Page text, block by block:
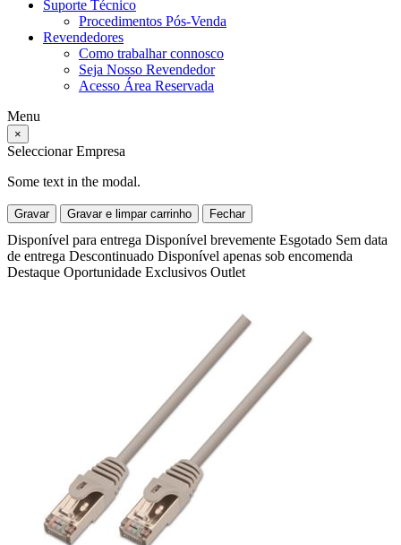
Suporte Técnico
Procedimentos Pós-Venda
Revendedores
Como trabalhar connosco
Seja Nosso Revendedor
Acesso Área Reservada
Menu
×
Seleccionar Empresa
Some text in the modal.
Gravar Gravar e limpar carrinho Fechar
Disponível para entrega Disponível brevemente Esgotado Sem data
de entrega Descontinuado Disponível apenas sob encomenda
Destaque Oportunidade Exclusivos Outlet